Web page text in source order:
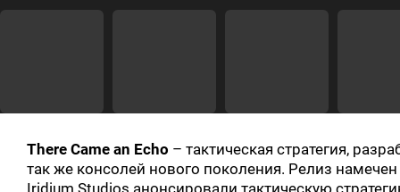
There Came an Echo – тактическая стратегия,
так же консолей нового поколения. Релиз намечен